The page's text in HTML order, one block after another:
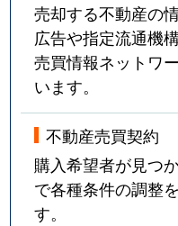
売却する不動産の
広告や指定流通機
売買情報ネットワ
います。
不動産売買契約
購入希望者が見つ
で各種条件の調整
す。